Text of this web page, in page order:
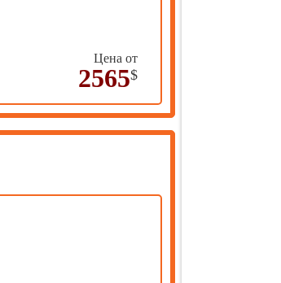
Цена от
2565$